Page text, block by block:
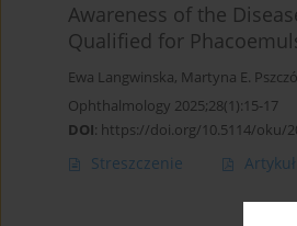
Awareness of the
Qualified for
Ewa Langwinska, Martyna E.
Ophthalmology 2025;28(1):15-17
DOI: https://doi.org/10.5114/oku/
Streszczenie Artykuł